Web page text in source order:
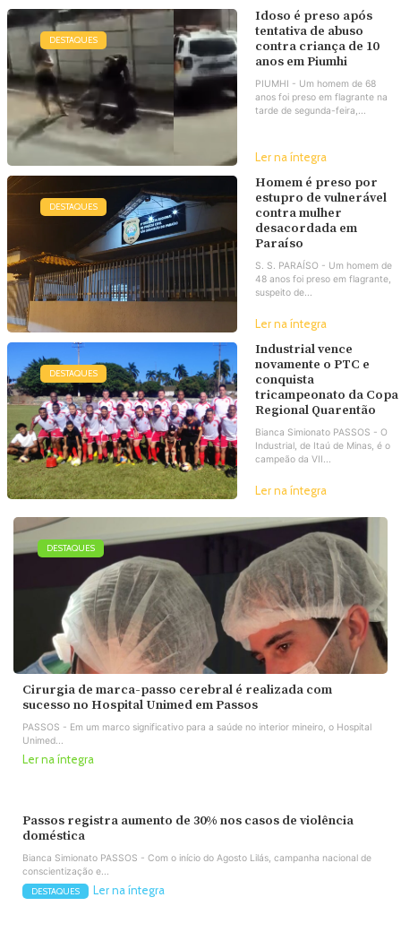
DESTAQUES
Idoso é preso após
tentativa de abuso
contra criança de 10
anos em Piumhi
PIUMHI - Um homem de 68
anos foi preso em flagrante na
tarde de segunda-feira,...
Ler na íntegra
DESTAQUES
Homem é preso por
estupro de vulnerável
contra mulher
desacordada em
Paraíso
S. S. PARAÍSO - Um homem de
48 anos foi preso em flagrante,
suspeito de...
Ler na íntegra
DESTAQUES
Industrial vence
novamente o PTC e
conquista
tricampeonato da Copa
Regional Quarentão
Bianca Simionato PASSOS - O
Industrial, de Itaú de Minas, é o
campeão da VII...
Ler na íntegra
DESTAQUES
Cirurgia de marca-passo cerebral é realizada com
sucesso no Hospital Unimed em Passos
PASSOS - Em um marco significativo para a saúde no interior mineiro, o Hospital
Unimed...
Ler na íntegra
Passos registra aumento de 30% nos casos de violência
doméstica
Bianca Simionato PASSOS - Com o início do Agosto Lilás, campanha nacional de
conscientização e...
DESTAQUES Ler na íntegra